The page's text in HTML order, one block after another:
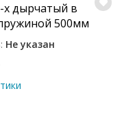
х дырчатый в
500мм
Не указан